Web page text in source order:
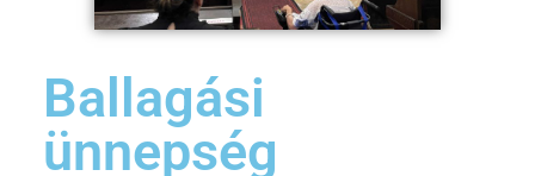
Ballagási
ünnepség